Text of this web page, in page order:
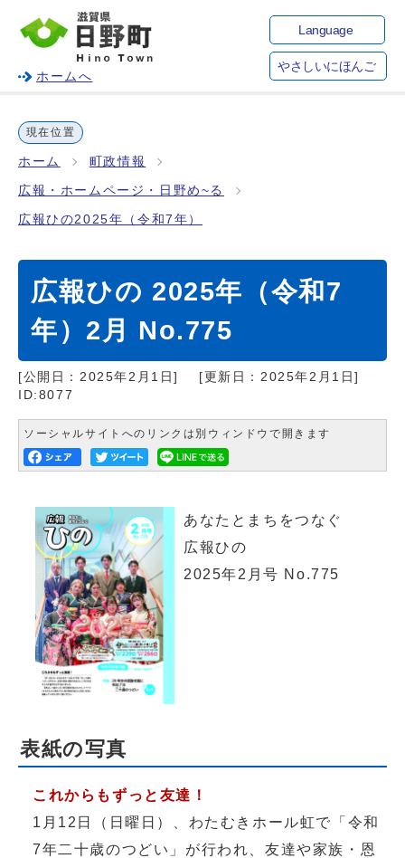
ホームへ
Language
やさしいにほんご
現在位置
ホーム 町政情報
広報・ホームページ・日野め~る
広報ひの2025年（令和7年）
広報ひの 2025年（令和7
年）2月 No.775
[公開日： 2025年2月1日] [更新日： 2025年2月1日]
ID:8077
ソーシャルサイトへのリンクは別ウィンドウで開きます
あなたとまちをつなぐ
広報ひの
2025年2月号 No.775
表紙の写真
これからもずっと友達！
1月12日（日曜日）、わたむきホール虹で「令和
7年二十歳のつどい」が行われ、友達や家族・恩